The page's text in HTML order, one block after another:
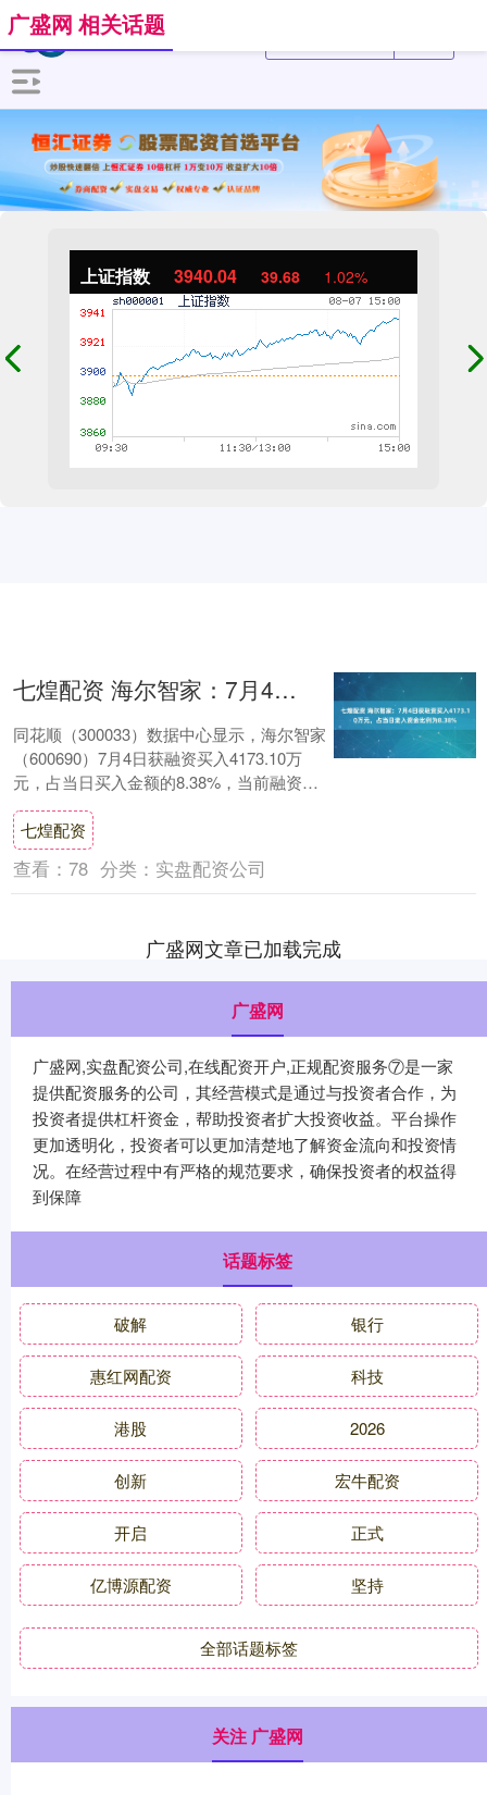
上证指数 3940.04 39.68 1.02%
广盛网 相关话题
七煌配资 海尔智家：7月4日获融资买入4173.10万元，占当日流入资金比例为8.38%
同花顺（300033）数据中心显示，海尔智家
（600690）7月4日获融资买入4173.10万
元，占当日买入金额的8.38%，当前融资余
额13.09亿元，占流通....
七煌配资
查看： 78 分类： 实盘配资公司
广盛网文章已加载完成
广盛网
广盛网,实盘配资公司,在线配资开户,正规配资服务⑦是一家
提供配资服务的公司，其经营模式是通过与投资者合作，为
投资者提供杠杆资金，帮助投资者扩大投资收益。平台操作
更加透明化，投资者可以更加清楚地了解资金流向和投资情
况。在经营过程中有严格的规范要求，确保投资者的权益得
到保障
话题标签
破解 银行
惠红网配资 科技
港股 2026
创新 宏牛配资
开启 正式
亿博源配资 坚持
全部话题标签
关注 广盛网